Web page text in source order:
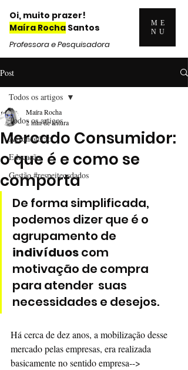
ME
NU
Oi, muito prazer!
Maíra Rocha Santos
Professora e Pesquisadora
Post
Todos os artigos
Agronegócio
Educação
Gestão #respeiteosdados
Todos os artigos
Mercado Consumidor:
o que é e como se
comporta
Maíra Rocha
2 min de leitura
De forma simplificada,
podemos dizer que é o
agrupamento de
indivíduos com
motivação de compra
para atender  suas
necessidades e desejos.
Há cerca de dez anos, a mobilização desse
mercado pelas empresas, era realizada
basicamente no sentido empresa-->